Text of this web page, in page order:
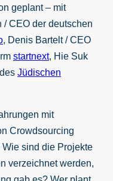
geplant – mit
/ CEO der deutschen
, Denis Bartelt / CEO
startnext, Hie Suk
Jüdischen
mit
Crowdsourcing
sind die Projekte
verzeichnet werden,